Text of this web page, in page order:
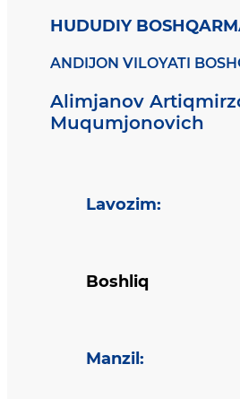
HUDUDIY
ANDIJON VILOYATI
Alimjanov
Muqumjonovich
Lavozim:
Boshliq
Manzil :